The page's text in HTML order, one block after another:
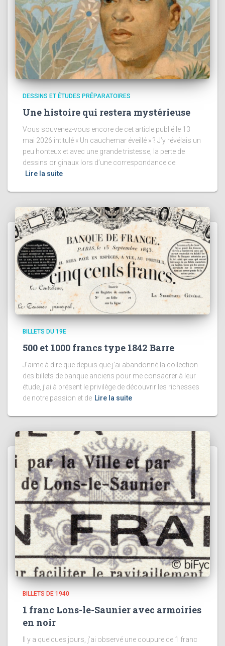
DESSINS ET ÉTUDES PRÉPARATOIRES
Une histoire qui restera mystérieuse
Vous souvenez-vous encore de cet article publié le 13
mai 2026 intitulé « Un cauchemar éveillé » ? J’y révélais un
peu honteux et avec une grande tristesse, la perte de
dessins originaux lors d’une correspondance de
Lire la suite
BILLETS DU 19E
500 et 1000 francs type 1842 Barre
J’aime à dire que depuis que j’ai abandonné la collection
des billets de banque anciens pour me consacrer à leur
étude, j’ai à présent le privilège de découvrir les richesses
de notre passion et de Lire la suite
BILLETS DE 1940
1 franc Lons-le-Saunier avec armoiries
en noir
Il y a quelques jours, j’ai observé une coupure de 1 franc